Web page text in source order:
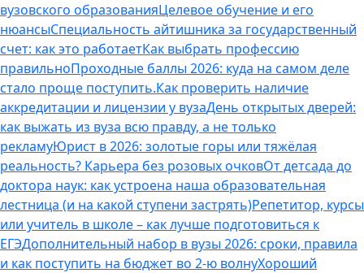
вузовского образованияЦелевое обучение и его
нюансыСпециальность айтишника за государственный
счет: как это работаетКак выбрать профессию
правильноПроходные баллы 2026: куда на самом деле
стало проще поступить.Как проверить наличие
аккредитации и лицензии у вузаДень открытых дверей:
как выжать из вуза всю правду, а не только
рекламуЮрист в 2026: золотые горы или тяжёлая
реальность? Карьера без розовых очковОт детсада до
доктора наук: как устроена наша образовательная
лестница (и на какой ступени застрять)Репетитор, курсы
или учитель в школе – как лучше подготовиться к
ЕГЭДополнительный набор в вузы 2026: сроки, правила
и как поступить на бюджет во 2‑ю волнуХороший